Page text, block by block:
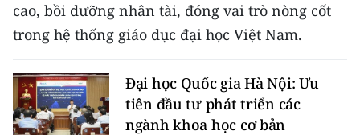
Media Du lịch
Media Thể thao
Media Giáo dục
cao, bồi dưỡng nhân tài, đóng vai trò nòng cốt
trong hệ thống giáo dục đại học Việt Nam.
Đại học Quốc gia Hà Nội: Ưu
tiên đầu tư phát triển các
ngành khoa học cơ bản